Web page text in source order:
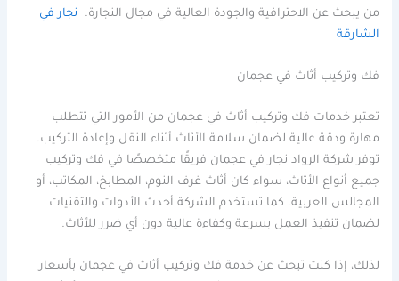
من يبحث عن الاحترافية والجودة العالية في مجال النجارة. نجار في
الشارقة
فك وتركيب أثاث في عجمان
تعتبر خدمات فك وتركيب أثاث في عجمان من الأمور التي تتطلب
مهارة ودقة عالية لضمان سلامة الأثاث أثناء النقل وإعادة التركيب.
توفر شركة الرواد نجار في عجمان فريقًا متخصصًا في فك وتركيب
جميع أنواع الأثاث، سواء كان أثاث غرف النوم، المطابخ، المكاتب، أو
المجالس العربية. كما تستخدم الشركة أحدث الأدوات والتقنيات
لضمان تنفيذ العمل بسرعة وكفاءة عالية دون أي ضرر للأثاث.
لذلك، إذا كنت تبحث عن خدمة فك وتركيب أثاث في عجمان بأسعار